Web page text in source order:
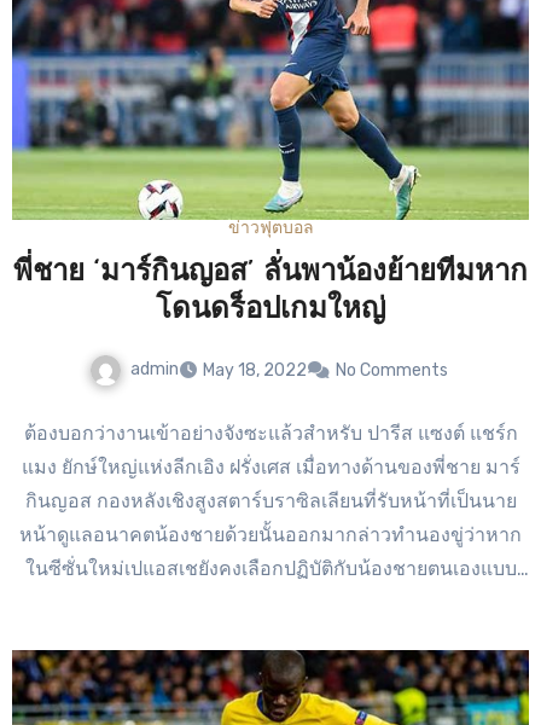
ข่าวฟุตบอล
พี่ชาย ‘มาร์กินญอส’ ลั่นพาน้องย้ายทีมหาก
โดนดร็อปเกมใหญ่
admin May 18, 2022 No Comments
ต้องบอกว่างานเข้าอย่างจังซะแล้วสำหรับ ปารีส แซงต์ แชร์ก
แมง ยักษ์ใหญ่แห่งลีกเอิง ฝรั่งเศส เมื่อทางด้านของพี่ชาย มาร์
กินญอส กองหลังเชิงสูงสตาร์บราซิลเลียนที่รับหน้าที่เป็นนาย
หน้าดูแลอนาคตน้องชายด้วยนั้นออกมากล่าวทำนองขู่ว่าหาก
ในซีซั่นใหม่เปแอสเชยังคงเลือกปฏิบัติกับน้องชายตนเองแบบ
หนึ่งดีลใหญ่ของเปแอสเชในปี 2013 ซึ่งทีมเศรษฐีแห่งปาร์ก เดอ
แพร้งส์ทุ่มเงินดึงนักเตะมาจากอาแอส โรม่า ทีมดังใน กัลโช่ เซ